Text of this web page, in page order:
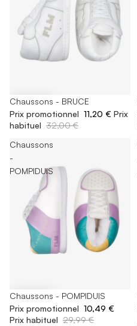
-65%
Chaussons - BRUCE
Prix promotionnel 11,20 € Prix
habituel 32,00 €
Chaussons
-
POMPIDUIS
-65%
Chaussons - POMPIDUIS
Prix promotionnel 10,49 €
Prix habituel 29,99 €